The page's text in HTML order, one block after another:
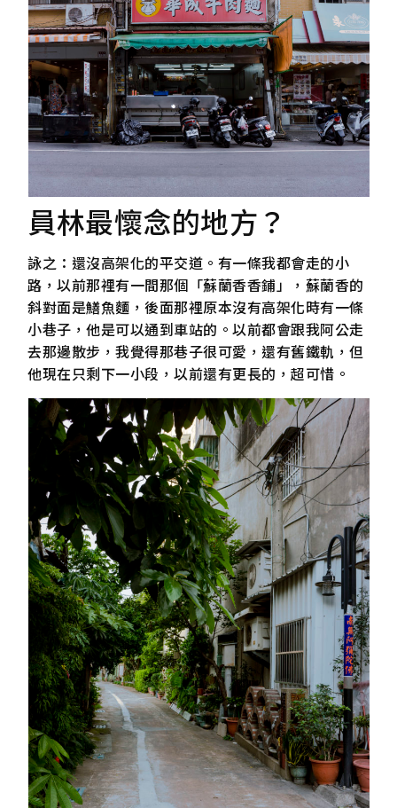
員林最懷念的地方？
詠之：還沒高架化的平交道。有一條我都會走的小
路，以前那裡有一間那個「蘇蘭香香鋪」，蘇蘭香的
斜對面是鱔魚麵，後面那裡原本沒有高架化時有一條
小巷子，他是可以通到車站的。以前都會跟我阿公走
去那邊散步，我覺得那巷子很可愛，還有舊鐵軌，但
他現在只剩下一小段，以前還有更長的，超可惜。